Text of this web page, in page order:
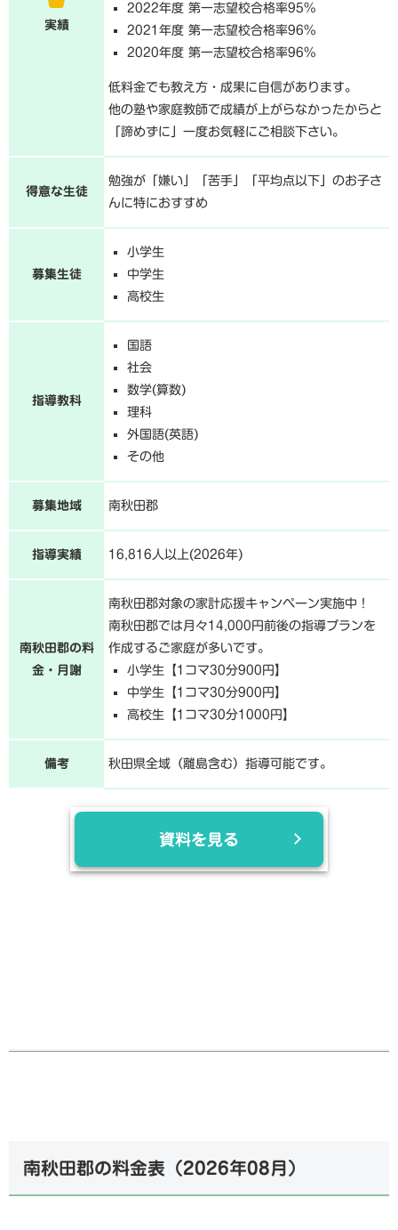
実績
2022年度 第一志望校合格率95%
2021年度 第一志望校合格率96%
2020年度 第一志望校合格率96%
低料金でも教え方・成果に自信があります。
他の塾や家庭教師で成績が上がらなかったからと
「諦めずに」一度お気軽にご相談下さい。
得意な生徒
勉強が「嫌い」「苦手」「平均点以下」のお子さ
んに特におすすめ
募集生徒
小学生
中学生
高校生
指導教科
国語
社会
数学(算数)
理科
外国語(英語)
その他
募集地域 南秋田郡
指導実績 16,816人以上(2026年)
南秋田郡の料
金・月謝
南秋田郡対象の家計応援キャンペーン実施中！
南秋田郡では月々14,000円前後の指導プランを
作成するご家庭が多いです。
小学生【1コマ30分900円】
中学生【1コマ30分900円】
高校生【1コマ30分1000円】
備考 秋田県全域（離島含む）指導可能です。
資料を見る
南秋田郡の料金表（2026年08月）